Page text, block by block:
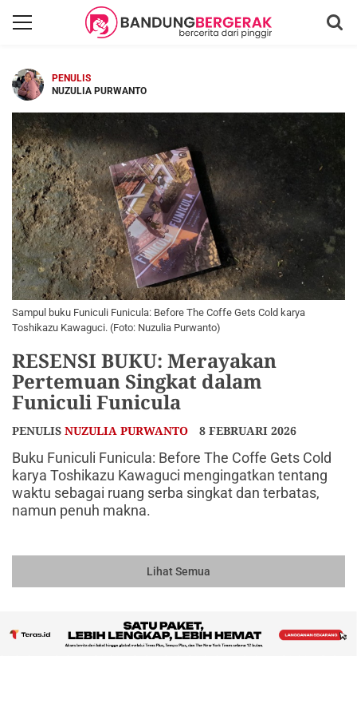
PENULIS
NUZULIA PURWANTO
Sampul buku Funiculi Funicula: Before The Coffe Gets Cold karya
Toshikazu Kawaguci. (Foto: Nuzulia Purwanto)
RESENSI BUKU: Merayakan
Pertemuan Singkat dalam
Funiculi Funicula
PENULIS NUZULIA PURWANTO 8 FEBRUARI 2026
Buku Funiculi Funicula: Before The Coffe Gets Cold
karya Toshikazu Kawaguci mengingatkan tentang
waktu sebagai ruang serba singkat dan terbatas,
namun penuh makna.
Lihat Semua